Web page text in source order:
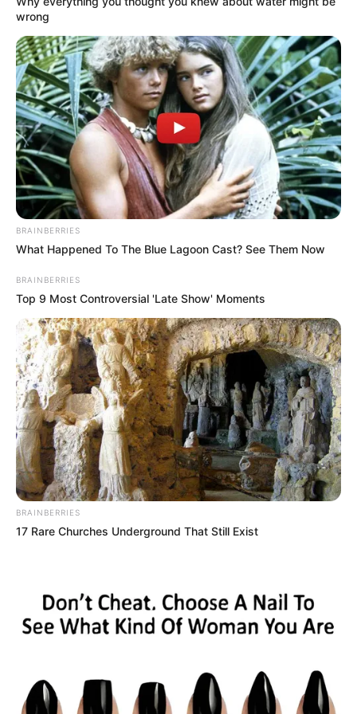
wrong
BRAINBERRIES
What Happened To The Blue Lagoon Cast? See Them Now
BRAINBERRIES
Top 9 Most Controversial 'Late Show' Moments
BRAINBERRIES
17 Rare Churches Underground That Still Exist